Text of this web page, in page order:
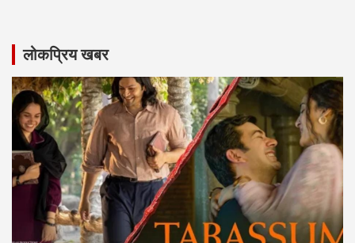
लोकप्रिय खबर